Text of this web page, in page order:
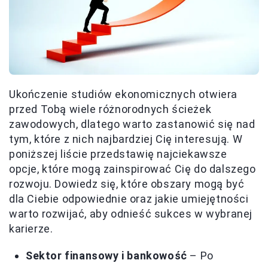
Ukończenie studiów ekonomicznych otwiera
przed Tobą wiele różnorodnych ścieżek
zawodowych, dlatego warto zastanowić się nad
tym, które z nich najbardziej Cię interesują. W
poniższej liście przedstawię najciekawsze
opcje, które mogą zainspirować Cię do dalszego
rozwoju. Dowiedz się, które obszary mogą być
dla Ciebie odpowiednie oraz jakie umiejętności
warto rozwijać, aby odnieść sukces w wybranej
karierze.
Sektor finansowy i bankowość – Po